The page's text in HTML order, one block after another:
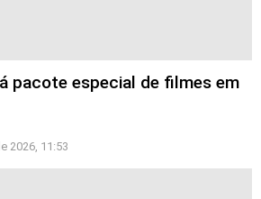
pacote especial de filmes em
2026, 11:53